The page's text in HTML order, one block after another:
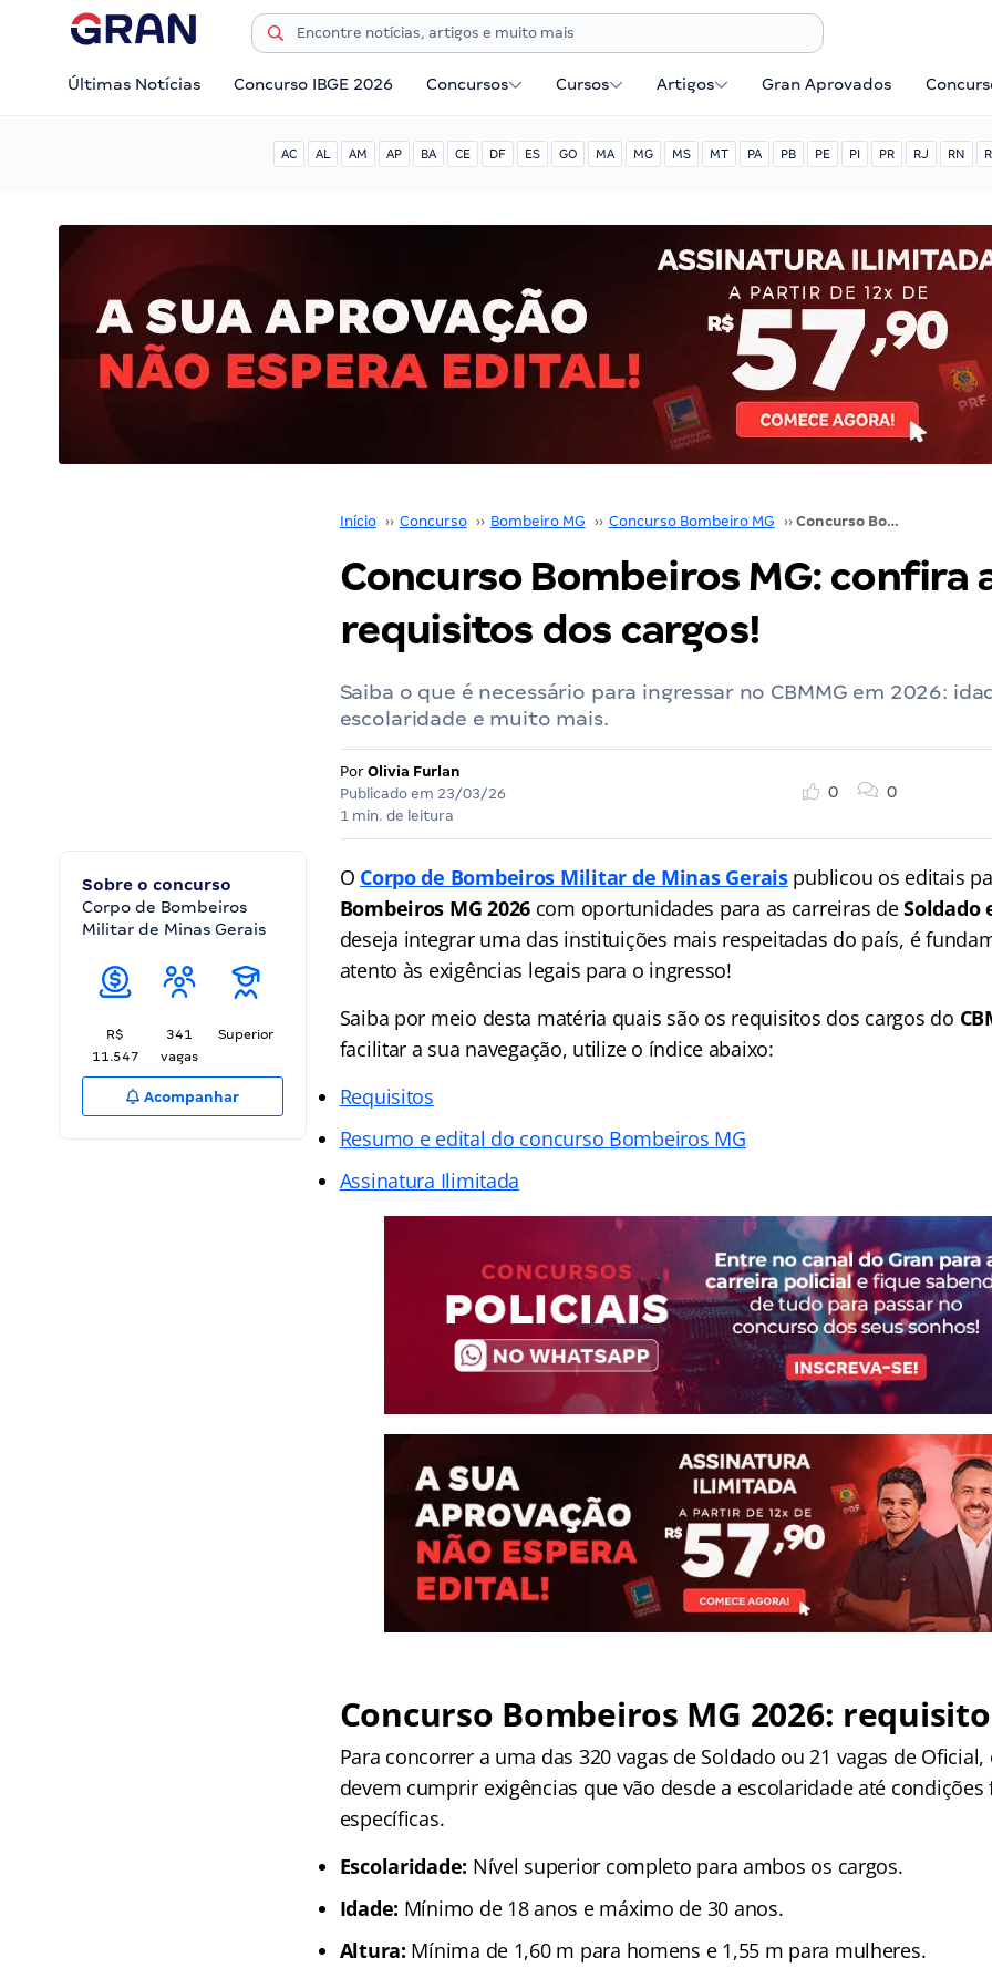
Últimas Notícias Concurso IBGE 2026 Concursos Cursos Artigos Gran Aprovados
AC AL AM AP BA CE DF ES GO MA MG MS MT PA PB PE PI PR RJ RN
Início ›› Concurso ›› Bombeiro MG ›› Concurso Bombeiro MG ›› Concurso Bombeiros MG: confira aqui os requisitos dos cargos!
Concurso Bombeiros MG: confira
requisitos dos cargos!
Saiba o que é necessário para ingressar no CBMMG em 2026:
escolaridade e muito mais.
Por Olivia Furlan
Publicado em 23/03/26
1 min. de leitura
0 0
Sobre o concurso
Corpo de Bombeiros
Militar de Minas Gerais
R$
11.547
341
vagas
Superior
Acompanhar
O Corpo de Bombeiros Militar de Minas Geraispublicou os editais
Bombeiros MG 2026 com oportunidades para as carreiras deSoldado
deseja integrar uma das instituições mais respeitadas do país, é
atento às exigências legais para o ingresso!
Saiba por meio desta matéria quais são os requisitos dos cargos do
facilitar a sua navegação, utilize o índice abaixo:
Requisitos
Resumo e edital do concurso Bombeiros MG
Assinatura Ilimitada
Concurso Bombeiros MG 2026:
Para concorrer a uma das 320 vagas de Soldado ou 21 vagas de
devem cumprir exigências que vão desde a escolaridade até condições
específicas.
Escolaridade: Nível superior completo para ambos os cargos.
Idade: Mínimo de 18 anos e máximo de 30 anos.
Altura: Mínima de 1,60 m para homens e 1,55 m para mulheres.